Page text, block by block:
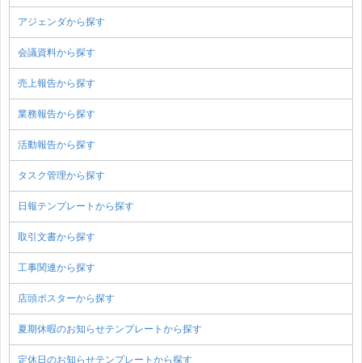
アジェンダから探す
会議資料から探す
売上報告から探す
業務報告から探す
活動報告から探す
タスク管理から探す
日報テンプレートから探す
取引文書から探す
工事関連から探す
店頭ポスターから探す
夏期休暇のお知らせテンプレートから探す
定休日のお知らせテンプレートから探す